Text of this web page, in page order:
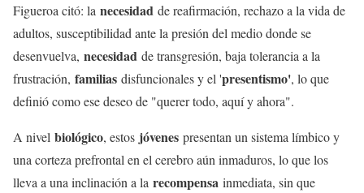
Figueroa citó: la necesidad de reafirmación, rechazo a la vida de
adultos, susceptibilidad ante la presión del medio donde se
desenvuelva, necesidad de transgresión, baja tolerancia a la
frustración, familias disfuncionales y el 'presentismo', lo que
definió como ese deseo de "querer todo, aquí y ahora".
A nivel biológico, estos jóvenes presentan un sistema límbico y
una corteza prefrontal en el cerebro aún inmaduros, lo que los
lleva a una inclinación a la recompensa inmediata, sin que